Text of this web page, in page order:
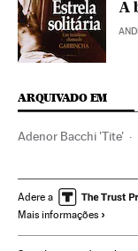
A
ARQUIVADO EM
Adenor Bacchi 'Tite'
Competições
América
Adere a
Mais informações